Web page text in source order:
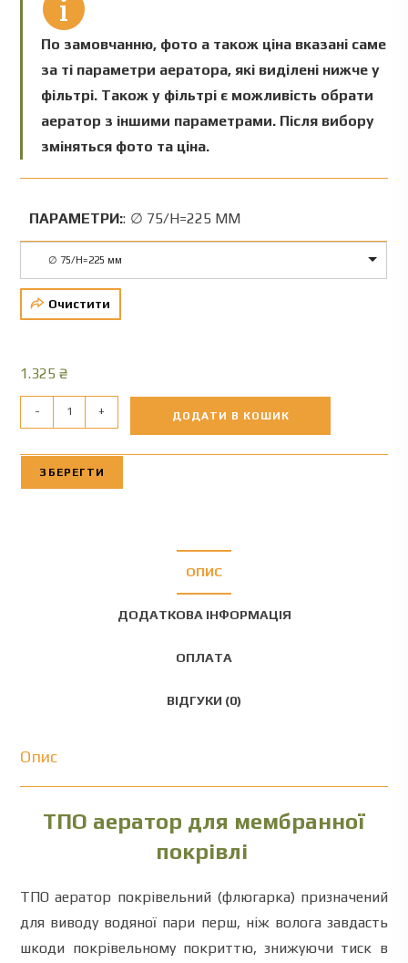
По замовчанню, фото а також ціна вказані саме
за ті параметри аератора, які виділені нижче у
фільтрі. Також у фільтрі є можливість обрати
аератор з іншими параметрами. Після вибору
зміняться фото та ціна.
ПАРАМЕТРИ:: ∅ 75/Н=225 ММ
∅ 75/Н=225 мм
Очистити
1.325₴
- + ДОДАТИ В КОШИК
ЗБЕРЕГТИ
ОПИС
ДОДАТКОВА ІНФОРМАЦІЯ
ОПЛАТА
ВІДГУКИ (0)
Опис
ТПО аератор для мембранної
покрівлі
ТПОаератор покрівельний (флюгарка) призначений
для виводу водяної пари перш, ніж волога завдасть
шкоди покрівельному покриттю, знижуючи тиск в